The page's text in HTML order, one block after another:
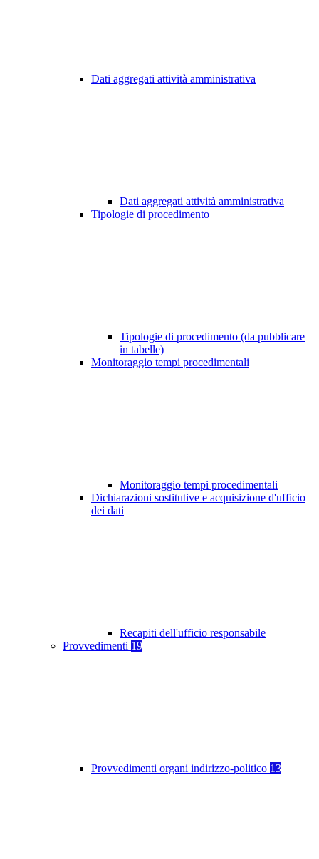
Dati aggregati attività amministrativa
Dati aggregati attività amministrativa
Tipologie di procedimento
Tipologie di procedimento (da pubblicare
in tabelle)
Monitoraggio tempi procedimentali
Monitoraggio tempi procedimentali
Dichiarazioni sostitutive e acquisizione d'ufficio
dei dati
Recapiti dell'ufficio responsabile
Provvedimenti 19
Provvedimenti organi indirizzo-politico 13